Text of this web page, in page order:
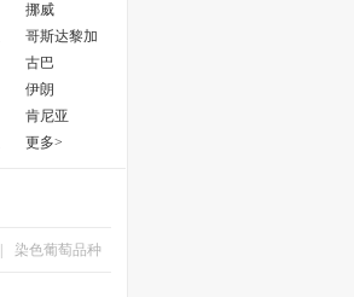
挪威
哥斯达黎加
古巴
伊朗
肯尼亚
更多>
染色葡萄品种